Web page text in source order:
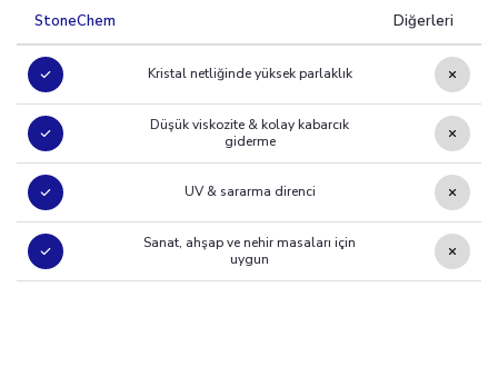
StoneChem Diğerleri
Kristal netliğinde yüksek parlaklık
Düşük viskozite & kolay kabarcık
giderme
UV & sararma direnci
Sanat, ahşap ve nehir masaları için
uygun